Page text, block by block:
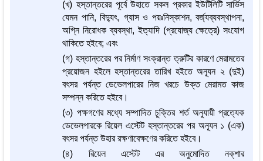
(খ) হস্তান্তরের পূর্বে উহাতে সকল প্রকার ইউটিলিটি সার্ভিস
যেমন পানি, বিদ্যুৎ, গ্যাস ও পয়ঃনিস্কাশন, বর্জ্যব্যবস্থাপনা,
অগ্নি নিরোধক ব্যবস্থা, ইত্যাদি (প্রযোজ্য ক্ষেত্রে) সংযোগ
থাকিতে হইবে; এবং
(গ) হস্তান্তরের পর নির্মাণ সংক্রান্ত ত্রুটির কারণে মেরামতের
প্রয়োজন হইলে হস্তান্তরের তারিখ হইতে অন্যূন ২ (দুই)
বৎসর পর্যন্ত ডেভেলপারের নিজ খরচে উক্ত মেরামত কাজ
সম্পন্ন করিতে হইবে।
(৩) পক্ষগণের মধ্যে সম্পাদিত চুক্তির শর্ত অনুযায়ী প্রত্যেক
ডেভেলপারকে রিয়েল এস্টেট হস্তান্তরের পর অন্যূন ১ (এক)
বৎসর পর্যন্ত উহার রক্ষণাবেক্ষণের করিতে হইবে।
(৪) রিয়েল এস্টেট এর অনুমোদিত নক্‌শার